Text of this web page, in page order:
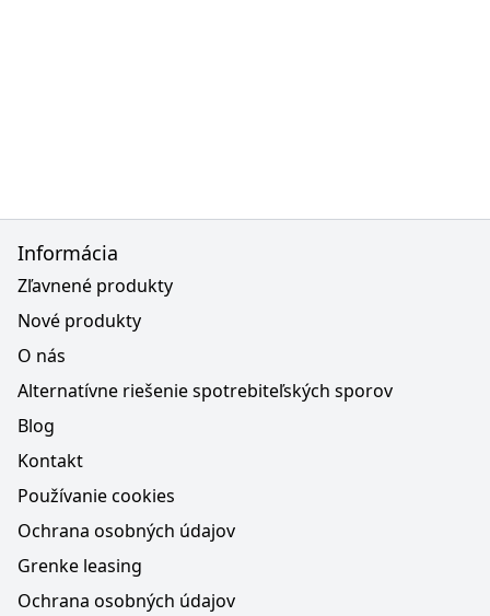
Informácia
Zľavnené produkty
Nové produkty
O nás
Alternatívne riešenie spotrebiteľských sporov
Blog
Kontakt
Používanie cookies
Ochrana osobných údajov
Grenke leasing
Ochrana osobných údajov